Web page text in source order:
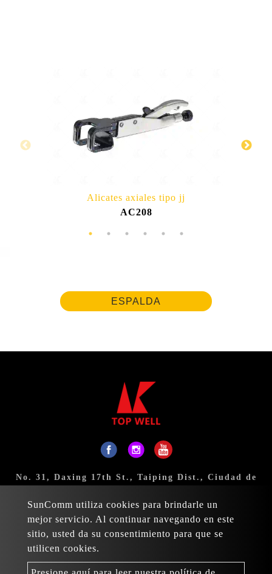
Alicates axiales tipo jj
AC208
ESPALDA
SunComm utiliza cookies para brindarle un
mejor servicio. Al continuar navegando en este
sitio, usted da su consentimiento para que se
utilicen cookies.
No. 31, Daxing 17th St., Taiping Dist., Ciudad de
Correo:sales@topwell-tools.com
TELÉFONO:+886-4-23926088